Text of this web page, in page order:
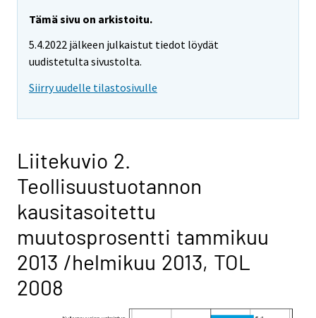
Tämä sivu on arkistoitu.
5.4.2022 jälkeen julkaistut tiedot löydät
uudistetulta sivustolta.
Siirry uudelle tilastosivulle
Liitekuvio 2.
Teollisuustuotannon
kausitasoitettu
muutosprosentti tammikuu
2013 /helmikuu 2013, TOL
2008